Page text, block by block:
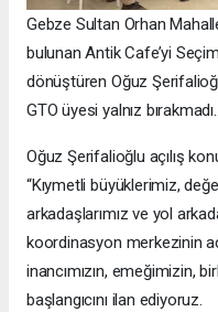
Gebze Sultan Orhan
bulunan Antik Cafe’yi
dönüştüren Oğuz
GTO üyesi yalnız bırakmadı..
Oğuz Şerifalioğlu açılış
“Kıymetli büyüklerimiz,
arkadaşlarımız ve yol
koordinasyon merkezinin
inancımızın, emeğimizin,
başlangıcını ilan ediyoruz.